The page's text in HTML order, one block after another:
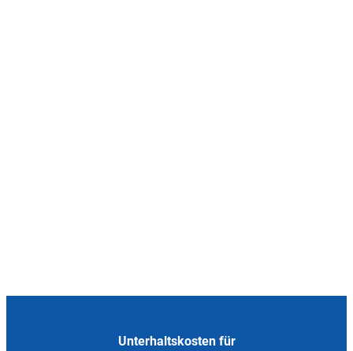
Unterhaltskosten für